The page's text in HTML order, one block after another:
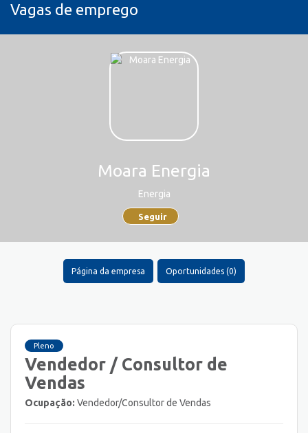
Vagas de emprego
Moara Energia
Energia
Seguir
Página da empresa Oportunidades (0)
Pleno
Vendedor / Consultor de
Vendas
Ocupação: Vendedor/Consultor de Vendas